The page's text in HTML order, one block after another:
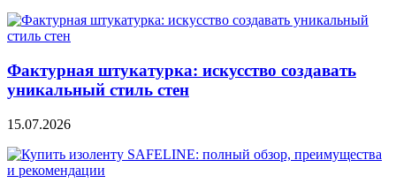
Фактурная штукатурка: искусство создавать
уникальный стиль стен
15.07.2026